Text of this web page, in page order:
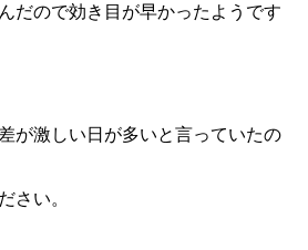
だので効き目が早かったようです
が激しい日が多いと言っていたの
さい。